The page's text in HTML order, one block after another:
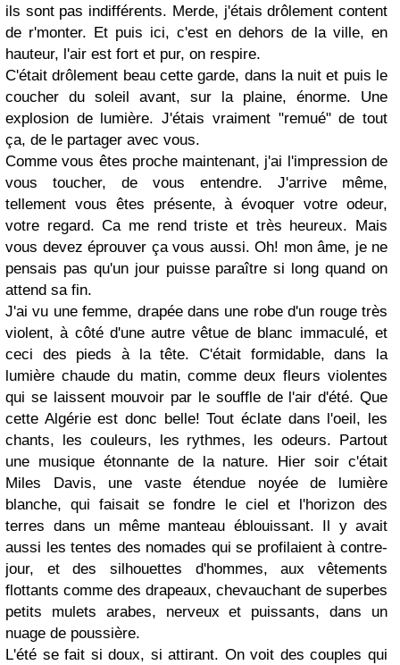
ils sont pas indifférents. Merde, j'étais drôlement content
de r'monter. Et puis ici, c'est en dehors de la ville, en
hauteur, l'air est fort et pur, on respire.
C'était drôlement beau cette garde, dans la nuit et puis le
coucher du soleil avant, sur la plaine, énorme. Une
explosion de lumière. J'étais vraiment "remué" de tout
ça, de le partager avec vous.
Comme vous êtes proche maintenant, j'ai l'impression de
vous toucher, de vous entendre. J'arrive même,
tellement vous êtes présente, à évoquer votre odeur,
votre regard. Ca me rend triste et très heureux. Mais
vous devez éprouver ça vous aussi. Oh! mon âme, je ne
pensais pas qu'un jour puisse paraître si long quand on
attend sa fin.
J'ai vu une femme, drapée dans une robe d'un rouge très
violent, à côté d'une autre vêtue de blanc immaculé, et
ceci des pieds à la tête. C'était formidable, dans la
lumière chaude du matin, comme deux fleurs violentes
qui se laissent mouvoir par le souffle de l'air d'été. Que
cette Algérie est donc belle! Tout éclate dans l'oeil, les
chants, les couleurs, les rythmes, les odeurs. Partout
une musique étonnante de la nature. Hier soir c'était
Miles Davis, une vaste étendue noyée de lumière
blanche, qui faisait se fondre le ciel et l'horizon des
terres dans un même manteau éblouissant. Il y avait
aussi les tentes des nomades qui se profilaient à contre-
jour, et des silhouettes d'hommes, aux vêtements
flottants comme des drapeaux, chevauchant de superbes
petits mulets arabes, nerveux et puissants, dans un
nuage de poussière.
L'été se fait si doux, si attirant. On voit des couples qui